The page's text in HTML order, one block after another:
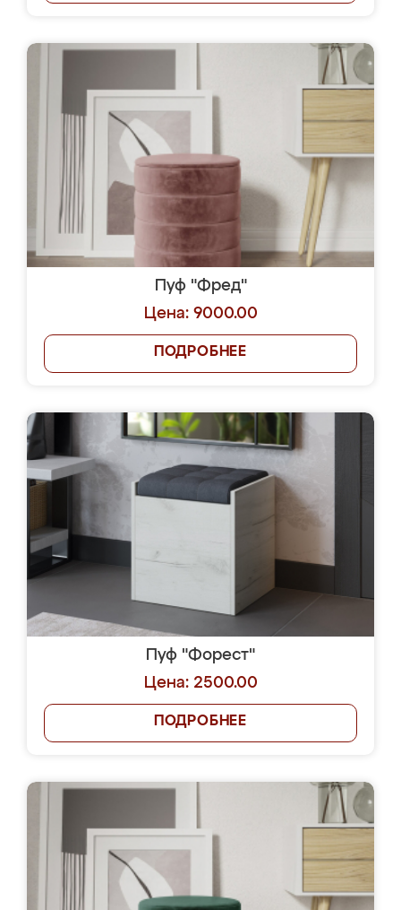
Пуф "Фред"
Цена: 9000.00
ПОДРОБНЕЕ
Пуф "Форест"
Цена: 2500.00
ПОДРОБНЕЕ